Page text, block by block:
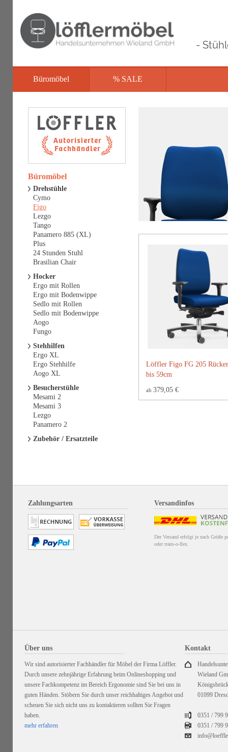
-
Büromöbel % SALE
Löffler Figo FG 205
bis 59cm
ab 379,05 €
Büromöbel
Drehstühle
Cymo
Figo
Lezgo
Tango
Panamero 885 (XL)
Plus
24 Stunden Stuhl
Brasilian Chair
Hocker
Ergo mit Rollen
Ergo mit Bodenwippe
Sedlo mit Rollen
Sedlo mit Bodenwippe
Aogo
Fungo
Stehhilfen
Ergo XL
Ergo Stehhilfe
Aogo XL
Besucherstühle
Mesami 2
Mesami 3
Lezgo
Panamero 2
Zubehör / Ersatzteile
Zahlungsarten Versandinfos
Der Versand erfolgt je nach Größe
oder trans-o-flex.
Über uns
Wir sind autorisierter Fachhändler für Möbel der Firma Löffler.
Durch unsere zehnjährige Erfahrung beim Onlineshopping und
unsere Fachkompetenz im Bereich Ergonomie sind Sie bei uns in
guten Händen. Stöbern Sie durch unser reichhaltiges Angebot und
scheuen Sie sich nicht uns zu kontaktieren sollten Sie Fragen
haben.
mehr erfahren
Kontakt
Wieland
01099
0351 / 799
0351 /799